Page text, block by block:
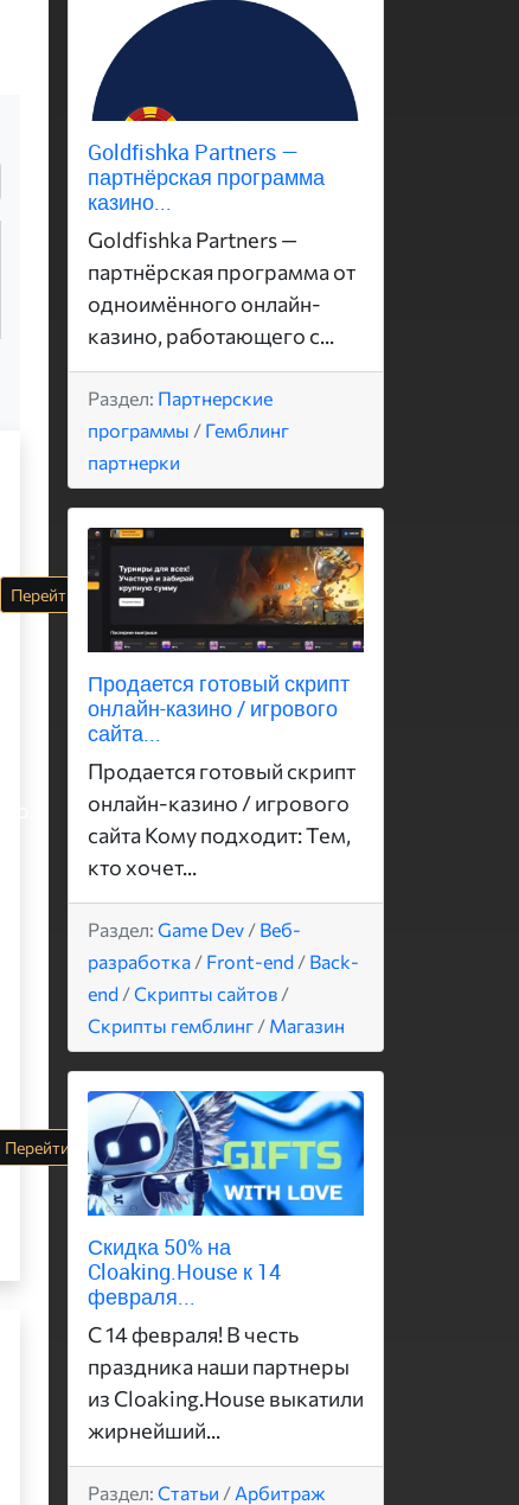
Перейти
Перейти
Goldfishka Partners —
партнёрская программа
казино...
Goldfishka Partners —
партнёрская программа от
одноимённого онлайн-
казино, работающего с...
Раздел: Партнерские
программы / Гемблинг
партнерки
Продается готовый скрипт
онлайн-казино / игрового
сайта...
Продается готовый скрипт
онлайн-казино / игрового
сайта Кому подходит: Тем,
кто хочет...
Раздел: Game Dev / Веб-
разработка / Front-end / Back-
end /Скрипты сайтов /
Скрипты гемблинг / Магазин
Скидка 50% на
Cloaking.House к 14
февраля...
С 14 февраля! В честь
праздника наши партнеры
из Cloaking.House выкатили
жирнейший...
Раздел: Статьи / Арбитраж